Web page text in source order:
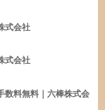
式会社
式会社
数料無料｜六棒株式会